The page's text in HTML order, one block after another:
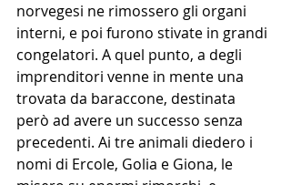
norvegesi ne rimossero gli organi
interni, e poi furono stivate in grandi
congelatori. A quel punto, a degli
imprenditori venne in mente una
trovata da baraccone, destinata
però ad avere un successo senza
precedenti. Ai tre animali diedero i
nomi di Ercole, Golia e Giona, le